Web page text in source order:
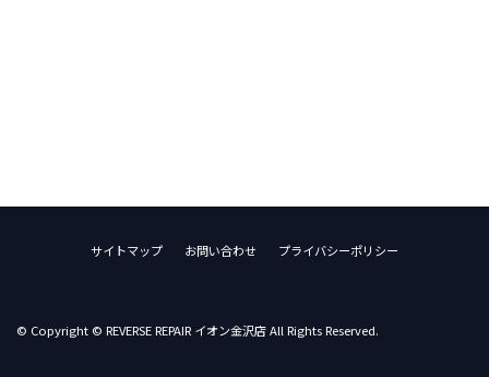
サイトマップ お問い合わせ プライバシーポリシー
© Copyright © REVERSE REPAIR イオン金沢店 All Rights Reserved.